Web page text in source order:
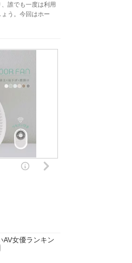
誰でも一度は利用
う。今回はホー
AV女優ランキン